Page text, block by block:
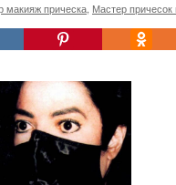
макияж прическа, Мастер